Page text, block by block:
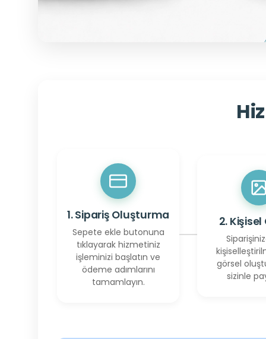
1. Sipariş Oluşturma
Sepete ekle butonuna
tıklayarak hizmetiniz
işleminizi başlatın ve
ödeme adımlarını
tamamlayın.
2.
görsel
sizinle